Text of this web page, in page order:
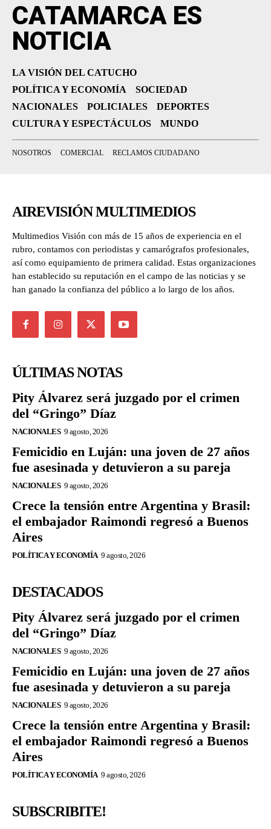
CATAMARCA ES
NOTICIA
LA VISIÓN DEL CATUCHO
POLÍTICA Y ECONOMÍA
SOCIEDAD
NACIONALES
POLICIALES
DEPORTES
CULTURA Y ESPECTÁCULOS
MUNDO
NOSOTROS COMERCIAL RECLAMOS CIUDADANO
AIREVISIÓN MULTIMEDIOS
Multimedios Visión con más de 15 años de experiencia en el
rubro, contamos con periodistas y camarógrafos profesionales,
así como equipamiento de primera calidad. Estas organizaciones
han establecido su reputación en el campo de las noticias y se
han ganado la confianza del público a lo largo de los años.
ÚLTIMAS NOTAS
Pity Álvarez será juzgado por el crimen
del “Gringo” Díaz
NACIONALES 9 agosto, 2026
Femicidio en Luján: una joven de 27 años
fue asesinada y detuvieron a su pareja
NACIONALES 9 agosto, 2026
Crece la tensión entre Argentina y Brasil:
el embajador Raimondi regresó a Buenos
Aires
POLÍTICA Y ECONOMÍA 9 agosto, 2026
DESTACADOS
Pity Álvarez será juzgado por el crimen
del “Gringo” Díaz
NACIONALES 9 agosto, 2026
Femicidio en Luján: una joven de 27 años
fue asesinada y detuvieron a su pareja
NACIONALES 9 agosto, 2026
Crece la tensión entre Argentina y Brasil:
el embajador Raimondi regresó a Buenos
Aires
POLÍTICA Y ECONOMÍA 9 agosto, 2026
SUBSCRIBITE!